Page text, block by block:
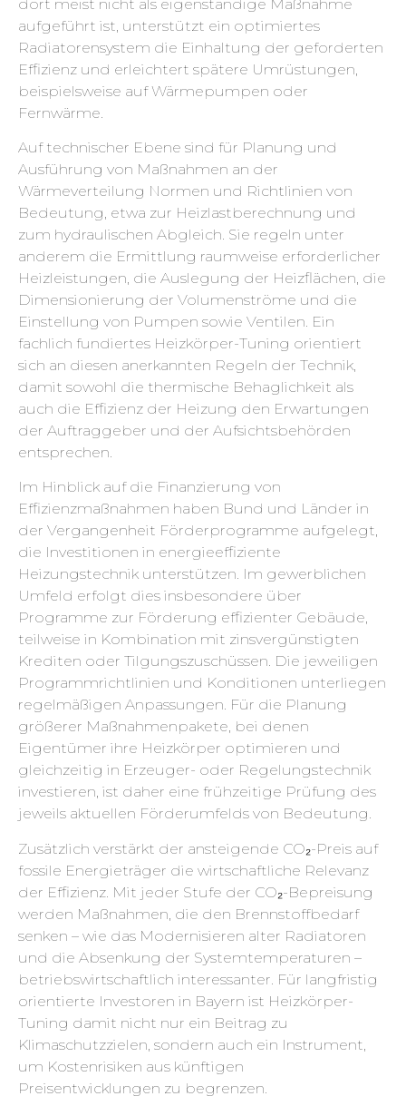
dort meist nicht als eigenständige Maßnahme
aufgeführt ist, unterstützt ein optimiertes
Radiatorensystem die Einhaltung der geforderten
Effizienz und erleichtert spätere Umrüstungen,
beispielsweise auf Wärmepumpen oder
Fernwärme.
Auf technischer Ebene sind für Planung und
Ausführung von Maßnahmen an der
Wärmeverteilung Normen und Richtlinien von
Bedeutung, etwa zur Heizlastberechnung und
zum hydraulischen Abgleich. Sie regeln unter
anderem die Ermittlung raumweise erforderlicher
Heizleistungen, die Auslegung der Heizflächen, die
Dimensionierung der Volumenströme und die
Einstellung von Pumpen sowie Ventilen. Ein
fachlich fundiertes Heizkörper-Tuning orientiert
sich an diesen anerkannten Regeln der Technik,
damit sowohl die thermische Behaglichkeit als
auch die Effizienz der Heizung den Erwartungen
der Auftraggeber und der Aufsichtsbehörden
entsprechen.
Im Hinblick auf die Finanzierung von
Effizienzmaßnahmen haben Bund und Länder in
der Vergangenheit Förderprogramme aufgelegt,
die Investitionen in energieeffiziente
Heizungstechnik unterstützen. Im gewerblichen
Umfeld erfolgt dies insbesondere über
Programme zur Förderung effizienter Gebäude,
teilweise in Kombination mit zinsvergünstigten
Krediten oder Tilgungszuschüssen. Die jeweiligen
Programmrichtlinien und Konditionen unterliegen
regelmäßigen Anpassungen. Für die Planung
größerer Maßnahmenpakete, bei denen
Eigentümer ihre Heizkörper optimieren und
gleichzeitig in Erzeuger- oder Regelungstechnik
investieren, ist daher eine frühzeitige Prüfung des
jeweils aktuellen Förderumfelds von Bedeutung.
Zusätzlich verstärkt der ansteigende CO₂-Preis auf
fossile Energieträger die wirtschaftliche Relevanz
der Effizienz. Mit jeder Stufe der CO₂-Bepreisung
werden Maßnahmen, die den Brennstoffbedarf
senken – wie das Modernisieren alter Radiatoren
und die Absenkung der Systemtemperaturen –
betriebswirtschaftlich interessanter. Für langfristig
orientierte Investoren in Bayern ist Heizkörper-
Tuning damit nicht nur ein Beitrag zu
Klimaschutzzielen, sondern auch ein Instrument,
um Kostenrisiken aus künftigen
Preisentwicklungen zu begrenzen.